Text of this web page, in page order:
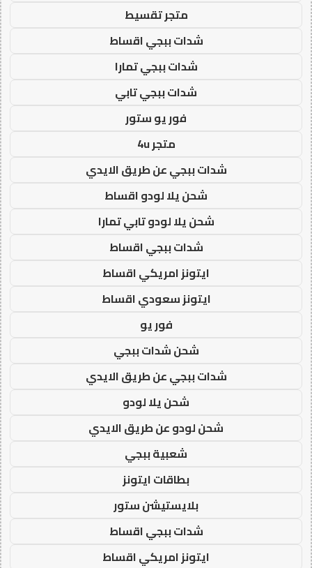
متجر تقسيط
شدات ببجي اقساط
شدات ببجي تمارا
شدات ببجي تابي
فور يو ستور
متجر 4u
شدات ببجي عن طريق الايدي
شحن يلا لودو اقساط
شحن يلا لودو تابي تمارا
شدات ببجي اقساط
ايتونز امريكي اقساط
ايتونز سعودي اقساط
فور يو
شحن شدات ببجي
شدات ببجي عن طريق الايدي
شحن يلا لودو
شحن لودو عن طريق الايدي
شعبية ببجي
بطاقات ايتونز
بلايستيشن ستور
شدات ببجي اقساط
ايتونز امريكي اقساط